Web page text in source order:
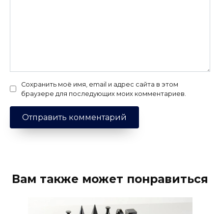
Сохранить моё имя, email и адрес сайта в этом
браузере для последующих моих комментариев.
Вам также может понравиться